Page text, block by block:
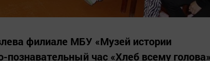
филиале МБУ «Музей истории
час «Хлеб всему